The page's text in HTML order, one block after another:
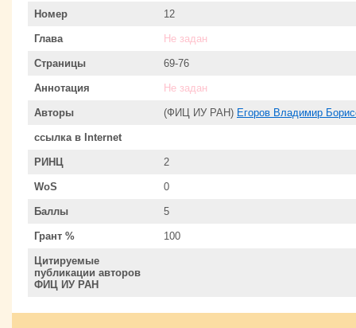
Номер 12
Глава Не задан
Страницы 69-76
Аннотация Не задан
Авторы (ФИЦ ИУ РАН) Егоров Владимир
ссылка в Internet
РИНЦ 2
WoS 0
Баллы 5
Грант % 100
Цитируемые
публикации авторов
ФИЦ ИУ РАН